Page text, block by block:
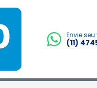
Envie
(11)